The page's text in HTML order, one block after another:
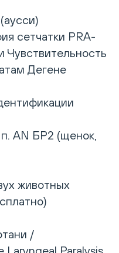
сетчатки PRA-
Чувствительность
Дегене
AN БР2 (щенок,
животных
/